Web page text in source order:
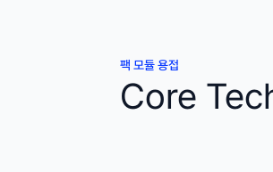
팩 모듈 용접
Core